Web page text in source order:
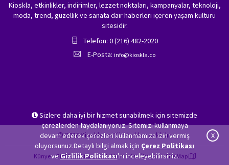
Sizlere daha iyi bir hizmet sunabilmek için sitemizde
çerezlerden faydalanıyoruz. Sitemizi kullanmaya
devam ederek çerezleri kullanmamıza izin vermiş
oluyorsunuz.Detaylı bilgi almak için Çerez Politikası
veGizlilik Politikası'nı inceleyebilirsiniz.
X
Kioskla, etkinlikler, indirimler, lezzet noktaları, kampanyalar, teknoloji,
moda, trend, güzellik ve sanata dair haberleri içeren yaşam kültürü
sitesidir.
Telefon: 0 (216) 482-2020
E-Posta: info@kioskla.co
© 2026 Kioskla.co Tüm hakları saklıdır.
Künye Gizlilik Politikası Hakkımızda İletişim Site Map